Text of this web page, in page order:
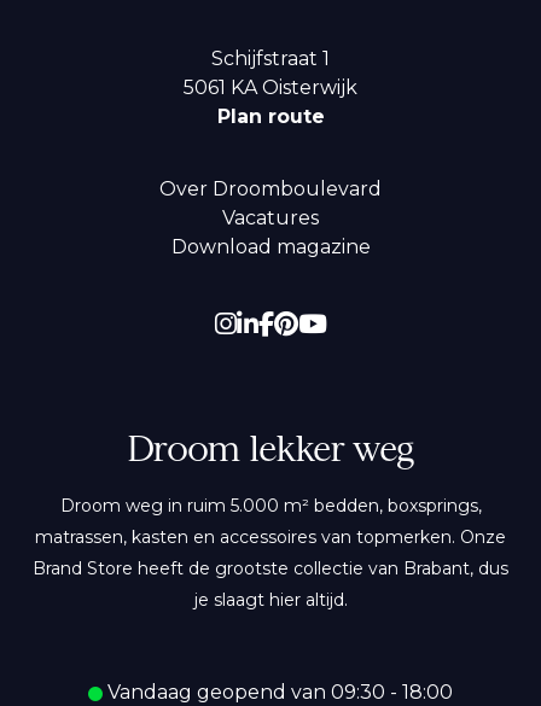
Schijfstraat 1
5061 KA Oisterwijk
Plan route
Over Droomboulevard
Vacatures
Download magazine
Droom lekker weg
Droom weg in ruim 5.000 m² bedden, boxsprings,
matrassen, kasten en accessoires van topmerken. Onze
Brand Store heeft de grootste collectie van Brabant, dus
je slaagt hier altijd.
Vandaag geopend van 09:30 - 18:00